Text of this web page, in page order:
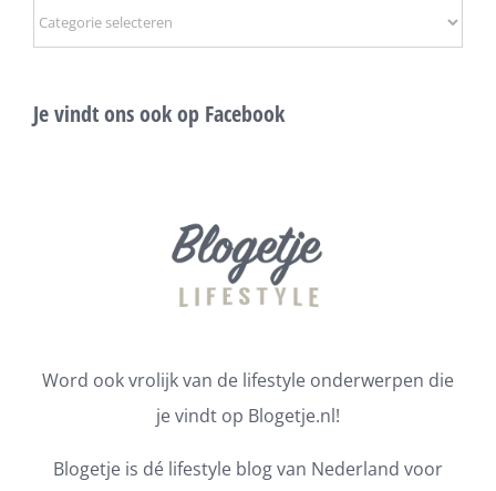
Onderwerpen
Je vindt ons ook op Facebook
Word ook vrolijk van de lifestyle onderwerpen die
je vindt op Blogetje.nl!
Blogetje is dé lifestyle blog van Nederland voor